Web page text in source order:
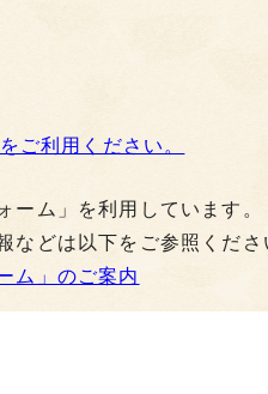
ご利用ください。
ーム」を利用しています。
などは以下をご参照くださ
ム」のご案内